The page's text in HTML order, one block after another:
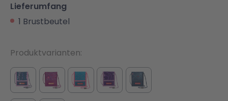
Lieferumfang
1 Brustbeutel
Produktvarianten